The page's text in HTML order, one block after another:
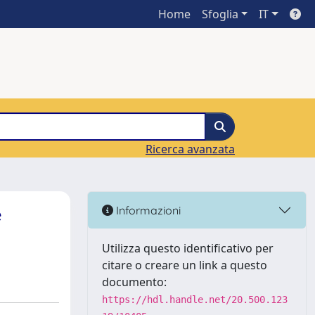
Home Sfoglia IT
Ricerca avanzata
Informazioni
Utilizza questo identificativo per
citare o creare un link a questo
documento:
https://hdl.handle.net/20.500.123